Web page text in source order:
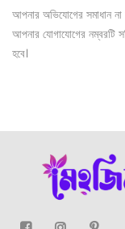
আপনার অভিযোগের সমাধান
আপনার যোগাযোগের নম্বরটি
হবে।